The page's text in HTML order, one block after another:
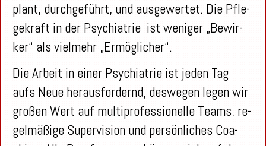
plant, durch­ge­führt, und aus­ge­wer­tet. Die Pfle­
ge­kraft in der Psych­ia­trie ist we­ni­ger „Be­wir­
ker“ als viel­mehr „Er­mög­li­cher“.
Die Ar­beit in einer Psych­ia­trie ist jeden Tag
aufs Neue her­aus­for­dernd, des­we­gen legen wir
gro­ßen Wert auf mul­ti­pro­fes­sio­nel­le Teams, re­
gel­mä­ßi­ge Su­per­vi­si­on und per­sön­li­ches Coa­